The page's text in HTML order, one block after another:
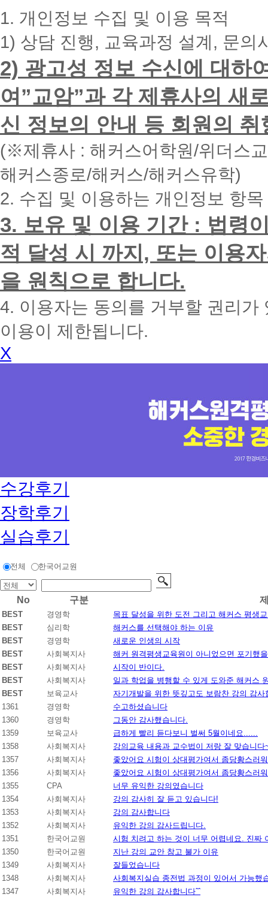
대
폰
입
력
하
시
면
빠
른
간
내
에
화
드
리
겠
습
니
다.
1. 개인정보 수집 및 이용 목적
1) 상담 진행, 교육과정 설계, 문의
2) 광고성 정보 수신에 대하
여”교암”과 각 제휴사의 새
신 정보의 안내 등 회원의
(※제휴사 : 해커스어학원/위더스
해커스종로/해커스/해커스유학)
2. 수집 및 이용하는 개인정보 항
3. 보유 및 이용 기간 : 법령
적 달성 시 까지, 또는 이용
을 원칙으로 합니다.
4. 이용자는 동의를 거부할 권리
이용이 제한됩니다.
X
수강후기
장학후기
실습후기
전체 한국어교원
No 구분
BEST 경영학
목표 달성을 위한 도전 그리고 해커스 평생
BEST
심리학
해커스를 선택해야 하는 이유
BEST
경영학
새로운 인생의 시작
BEST
사회복지사
해커 원격평생교육원이 아니었으면 포기했
BEST
사회복지사
시작이 반이다.
BEST
사회복지사
일과 학업을 병행할 수 있게 도와준 해커스
BEST
보육교사
자기개발을 위한 뜻깊고도 보람찬 강의 감사
1361
경영학
수고하셨습니다
1360
경영학
그동안 감사했습니다.
1359
보육교사
급하게 빨리 듣다보니 벌써 5월이네요......
1358
사회복지사
강의교육 내용과 교수법이 저랑 잘 맞습니다
1357
사회복지사
좋았어요 시험이 상대평가여서 좀당황스러
1356
사회복지사
좋았어요 시험이 상대평가여서 좀당황스러
1355
CPA
너무 유익한 강의였습니다
1354
사회복지사
강의 감사히 잘 듣고 있습니다!
1353
사회복지사
강의 감사합니다
1352
사회복지사
유익한 강의 감사드립니다.
1351
한국어교원
시험 치려고 하는 것이 너무 어렵네요. 진
1350
한국어교원
지난 강의 교안 참고 불가 이유
1349
사회복지사
잘들었습니다
1348
사회복지사
사회복지실습 종전법 과정이 있어서 가능했
1347
사회복지사
유익한 강의 감사합니다ˆˆ